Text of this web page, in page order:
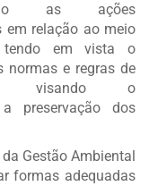
as ações
em relação ao meio
tendo em vista o
normas e regras de
visando o
preservação dos
Gestão Ambiental
formas adequadas